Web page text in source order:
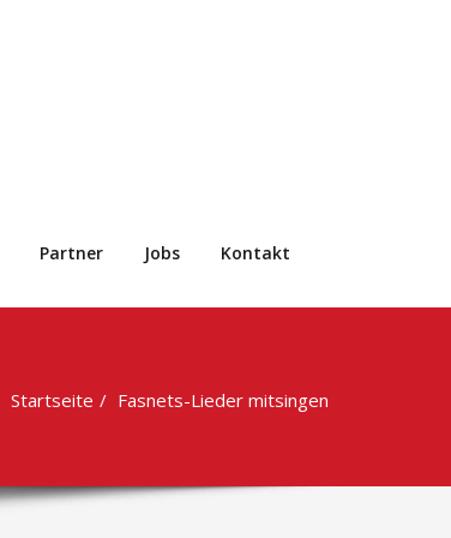
Partner Jobs Kontakt
Startseite Fasnets-Lieder mitsingen